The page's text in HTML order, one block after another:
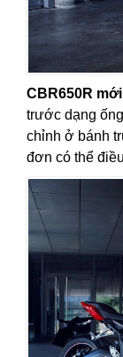
CBR650R
trước dạng
chỉnh ở bánh
đơn có thể